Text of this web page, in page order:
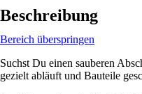
Beschreibung
Bereich überspringen
Suchst Du einen sauberen
gezielt abläuft und Bauteile